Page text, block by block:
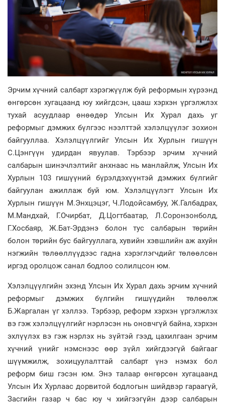
Эрчим хүчний салбарт хэрэгжүүлж буй реформын хүрээнд
өнгөрсөн хугацаанд юу хийгдсэн, цааш хэрхэн үргэлжлэх
тухай асуудлаар өнөөдөр Улсын Их Хурал дахь уг
реформыг дэмжих бүлгээс нээлттэй хэлэлцүүлэг зохион
байгууллаа. Хэлэлцүүлгийг Улсын Их Хурлын гишүүн
С.Цэнгүүн удирдан явуулав. Тэрбээр эрчим хүчний
салбарын шинэчлэлтийг анхнаас нь манлайлж, Улсын Их
Хурлын 103 гишүүний бүрэлдэхүүнтэй дэмжих бүлгийг
байгуулан ажиллаж буй юм. Хэлэлцүүлэгт Улсын Их
Хурлын гишүүн М.Энхцэцэг, Ч.Лодойсамбуу, Ж.Галбадрах,
М.Мандхай, Г.Очирбат, Д.Цогтбаатар, Л.Соронзонболд,
Г.Хосбаяр, Ж.Бат-Эрдэнэ болон тус салбарын төрийн
болон төрийн бус байгууллага, хувийн хэвшлийн аж ахуйн
нэгжийн төлөөллүүдээс гадна хэрэглэгчдийг төлөөлсөн
иргэд оролцож санал бодлоо солилцсон юм.
Хэлэлцүүлгийн эхэнд Улсын Их Хурал дахь эрчим хүчний
реформыг дэмжих бүлгийн гишүүдийн төлөөлж
Б.Жаргалан үг хэллээ. Тэрбээр, реформ хэрхэн үргэлжлэх
вэ гэж хэлэлцүүлгийг нэрлэсэн нь оновчгүй байна, хэрхэн
эхлүүлэх вэ гэж нэрлэх нь зүйтэй гээд, цахилгаан эрчим
хүчний үнийг нэмснээс өөр зүйл хийгдээгүй байгааг
шүүмжилж, зохицуулалттай салбарт үнэ нэмэх бол
реформ биш гэсэн юм. Энэ талаар өнгөрсөн хугацаанд
Улсын Их Хурлаас дорвитой бодлогын шийдвэр гараагүй,
Засгийн газар ч бас юу ч хийгээгүйн дээр салбарын